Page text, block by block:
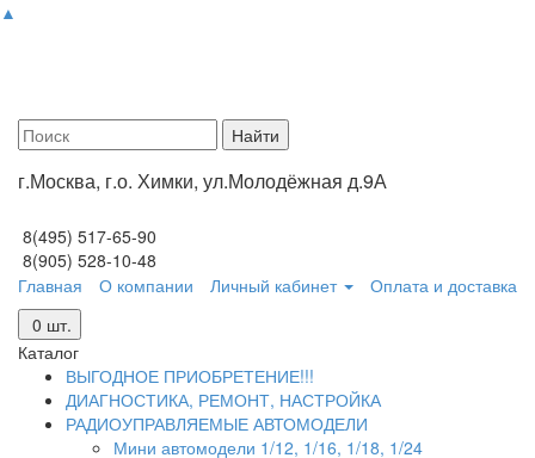
▲
г.Москва, г.о. Химки, ул.Молодёжная д.9А
8(495) 517-65-90
8(905) 528-10-48
Главная
О компании Личный кабинет Оплата и доставка
0 шт.
Каталог
ВЫГОДНОЕ ПРИОБРЕТЕНИЕ!!!
ДИАГНОСТИКА, РЕМОНТ, НАСТРОЙКА
РАДИОУПРАВЛЯЕМЫЕ АВТОМОДЕЛИ
Мини автомодели 1/12, 1/16, 1/18, 1/24